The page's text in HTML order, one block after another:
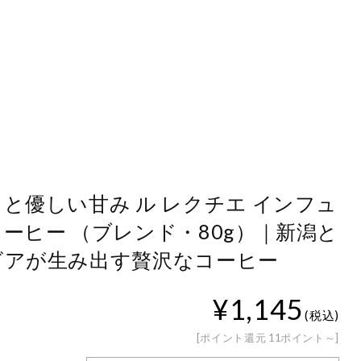
優しい甘み ル レクチエ インフュ
ヒー （ブレンド・80g）｜新潟と
が生み出す贅沢なコーヒー
¥1,145 (税込)
[ポイント還元 11ポイント～]